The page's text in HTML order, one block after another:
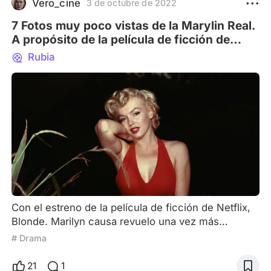
futuro lo hará de
Vero_cine 3 de octubre de 2022
7 Fotos muy poco vistas de la Marylin Real.
A propósito de la película de ficción de
Netflix: Blonde
Rubia
Con el estreno de la película de ficción de Netflix,
Blonde. Marilyn causa revuelo una vez más
después de 60 años de su muerte. Marilyn Monroe
cultura pop, son infinitos los registros fotográficos
# Drama
21 1